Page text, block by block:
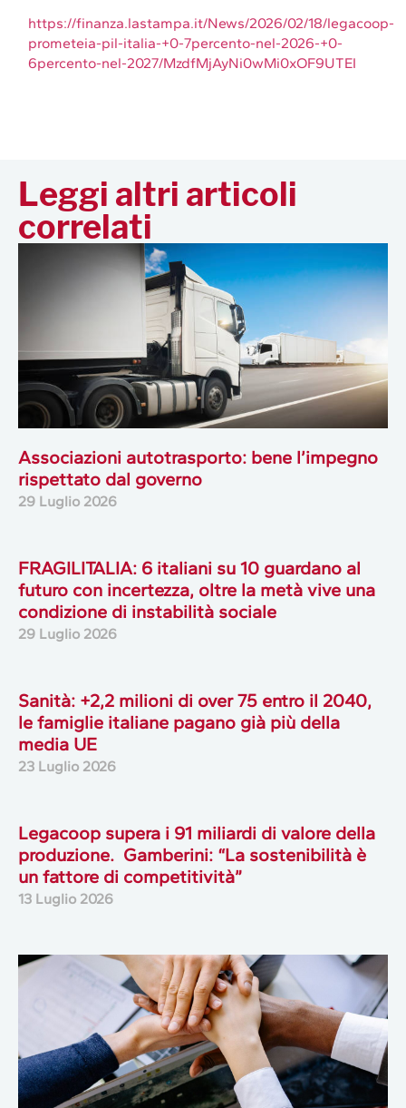
https://finanza.lastampa.it/News/2026/02/18/legacoop-
prometeia-pil-italia-+0-7percento-nel-2026-+0-
6percento-nel-2027/MzdfMjAyNi0wMi0xOF9UTEI
Leggi altri articoli
correlati
Associazioni autotrasporto: bene l’impegno
rispettato dal governo
29 Luglio 2026
FRAGILITALIA: 6 italiani su 10 guardano al
futuro con incertezza, oltre la metà vive una
condizione di instabilità sociale
29 Luglio 2026
Sanità: +2,2 milioni di over 75 entro il 2040,
le famiglie italiane pagano già più della
media UE
23 Luglio 2026
Legacoop supera i 91 miliardi di valore della
produzione. Gamberini: “La sostenibilità è
un fattore di competitività”
13 Luglio 2026